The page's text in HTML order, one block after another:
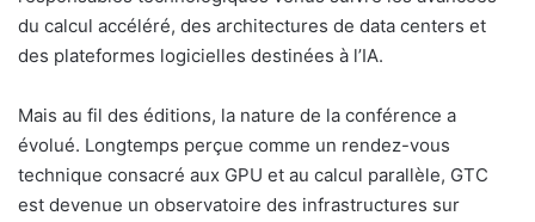
du calcul accéléré, des architectures de data centers et
des plateformes logicielles destinées à l’IA.
Mais au fil des éditions, la nature de la conférence a
évolué. Longtemps perçue comme un rendez-vous
technique consacré aux GPU et au calcul parallèle, GTC
est devenue un observatoire des infrastructures sur